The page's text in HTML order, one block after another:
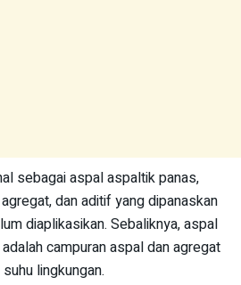
sebagai aspal aspaltik panas,
dan aditif yang dipanaskan
diaplikasikan. Sebaliknya, aspal
campuran aspal dan agregat
lingkungan.